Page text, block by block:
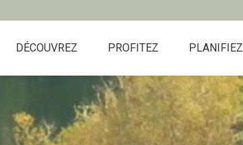
DÉCOUVREZ PROFITEZ PLANIFIEZ